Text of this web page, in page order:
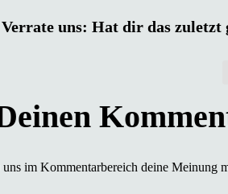
Verrate uns: Hat dir das zuletzt
im Kommentarbereich deine